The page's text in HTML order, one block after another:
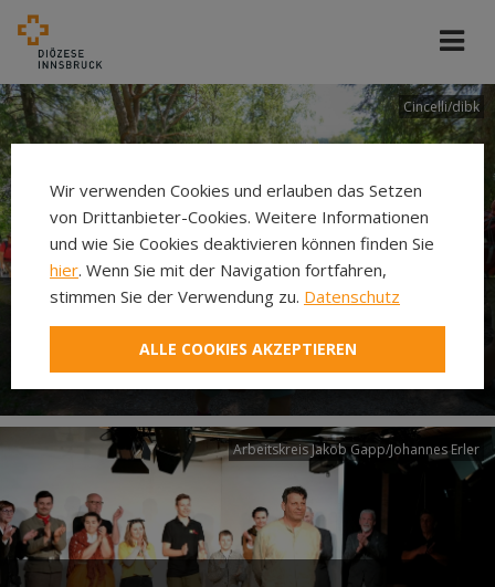
Cincelli/dibk
Neuer Pilgerweg Via
Laudato si’
Arbeitskreis Jakob Gapp/Johannes Erler
Wir verwenden Cookies und erlauben das Setzen
von Drittanbieter-Cookies. Weitere Informationen
und wie Sie Cookies deaktivieren können finden Sie
hier. Wenn Sie mit der Navigation fortfahren,
stimmen Sie der Verwendung zu. Datenschutz
ALLE COOKIES AKZEPTIEREN